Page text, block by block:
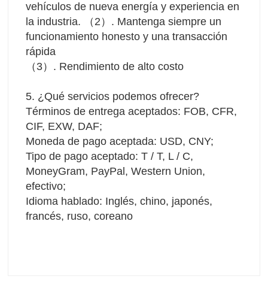
vehículos de nueva energía y experiencia en
la industria. （2）. Mantenga siempre un
funcionamiento honesto y una transacción
rápida
（3）. Rendimiento de alto costo
5. ¿Qué servicios podemos ofrecer?
Términos de entrega aceptados: FOB, CFR,
CIF, EXW, DAF;
Moneda de pago aceptada: USD, CNY;
Tipo de pago aceptado: T / T, L / C,
MoneyGram, PayPal, Western Union,
efectivo;
Idioma hablado: Inglés, chino, japonés,
francés, ruso, coreano